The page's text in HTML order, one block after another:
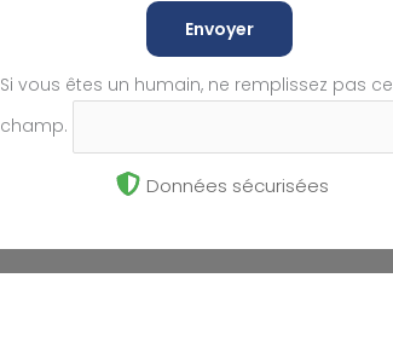
Envoyer
Si vous êtes un humain, ne remplissez pas ce
champ.
Données sécurisées